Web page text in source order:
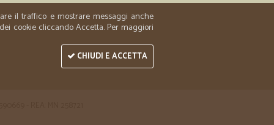
08/10/2019
ottimi.
il traffico e mostrare messaggi anche
cookie cliccando Accetta. Per maggiori
CHIUDI E ACCETTA